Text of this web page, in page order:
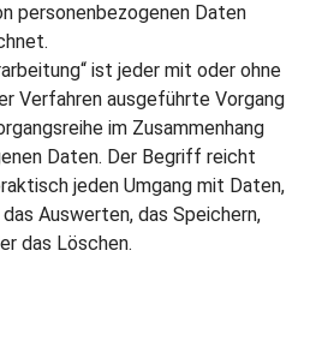
personenbezogenen Daten
ist jeder mit oder ohne
Verfahren ausgeführte Vorgang
im Zusammenhang
Daten. Der Begriff reicht
jeden Umgang mit Daten,
Auswerten, das Speichern,
das Löschen.